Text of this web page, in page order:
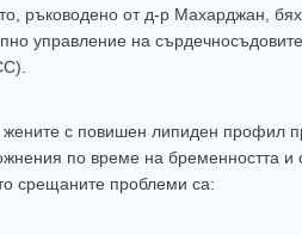
ръководено от д-р Махарджан,
управление на
жените с повишен липиден профил
по време на бременността
срещаните проблеми са: